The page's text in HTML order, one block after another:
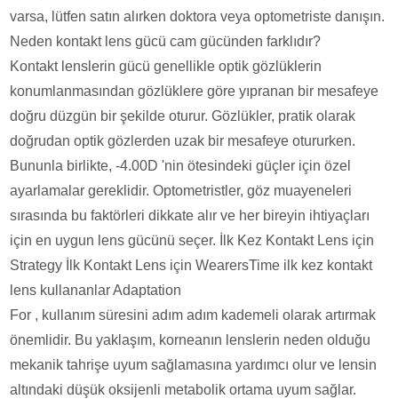
varsa, lütfen satın alırken doktora veya optometriste danışın.
Neden kontakt lens gücü cam gücünden farklıdır?
Kontakt lenslerin gücü genellikle optik gözlüklerin
konumlanmasından gözlüklere göre yıpranan bir mesafeye
doğru düzgün bir şekilde oturur. Gözlükler, pratik olarak
doğrudan optik gözlerden uzak bir mesafeye otururken.
Bununla birlikte, -4.00D 'nin ötesindeki güçler için özel
ayarlamalar gereklidir. Optometristler, göz muayeneleri
sırasında bu faktörleri dikkate alır ve her bireyin ihtiyaçları
için en uygun lens gücünü seçer. İlk Kez Kontakt Lens için
Strategy İlk Kontakt Lens için WearersTime ilk kez kontakt
lens kullananlar Adaptation
For , kullanım süresini adım adım kademeli olarak artırmak
önemlidir. Bu yaklaşım, korneanın lenslerin neden olduğu
mekanik tahrişe uyum sağlamasına yardımcı olur ve lensin
altındaki düşük oksijenli metabolik ortama uyum sağlar.